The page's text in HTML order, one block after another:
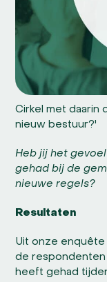
Cirkel met daarin
nieuw bestuur?'
Heb jij het
gehad bij de
nieuwe regels?
Resultaten
Uit onze enquête
de respondenten
heeft gehad